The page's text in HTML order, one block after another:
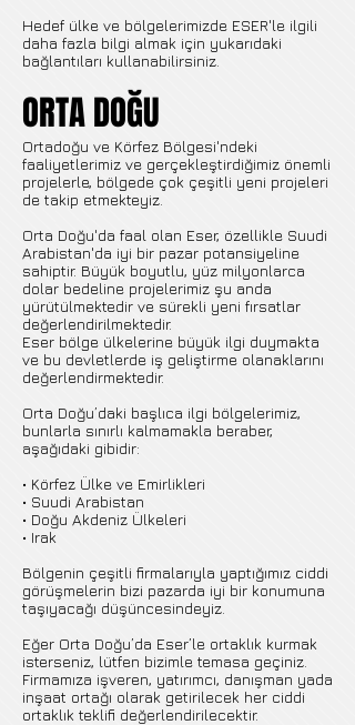
Hedef ülke ve bölgelerimizde ESER'le ilgili
daha fazla bilgi almak için yukarıdaki
bağlantıları kullanabilirsiniz.
ORTA DOĞU
Ortadoğu ve Körfez Bölgesi'ndeki
faaliyetlerimiz ve gerçekleştirdiğimiz önemli
projelerle, bölgede çok çeşitli yeni projeleri
de takip etmekteyiz.
Orta Doğu'da faal olan Eser, özellikle Suudi
Arabistan'da iyi bir pazar potansiyeline
sahiptir. Büyük boyutlu, yüz milyonlarca
dolar bedeline projelerimiz şu anda
yürütülmektedir ve sürekli yeni fırsatlar
değerlendirilmektedir.
Eser bölge ülkelerine büyük ilgi duymakta
ve bu devletlerde iş geliştirme olanaklarını
değerlendirmektedir.
Orta Doğu’daki başlıca ilgi bölgelerimiz,
bunlarla sınırlı kalmamakla beraber,
aşağıdaki gibidir:
• Körfez Ülke ve Emirlikleri
• Suudi Arabistan
• Doğu Akdeniz Ülkeleri
• Irak
Bölgenin çeşitli firmalarıyla yaptığımız ciddi
görüşmelerin bizi pazarda iyi bir konumuna
taşıyacağı düşüncesindeyiz.
Eğer Orta Doğu’da Eser’le ortaklık kurmak
isterseniz, lütfen bizimle temasa geçiniz.
Firmamıza işveren, yatırımcı, danışman yada
inşaat ortağı olarak getirilecek her ciddi
ortaklık teklifi değerlendirilecektir.